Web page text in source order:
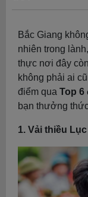
Bắc Giang
nhiên trong
thực nơi đây
không phải ai
điểm qua Top 6
bạn thưởng
1. Vải thiều